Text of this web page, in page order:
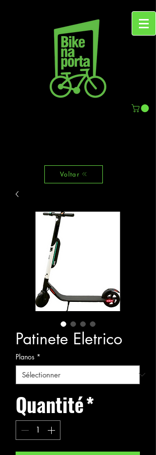
Voltar
Patinete Eletrico
Planos *
Quantité*